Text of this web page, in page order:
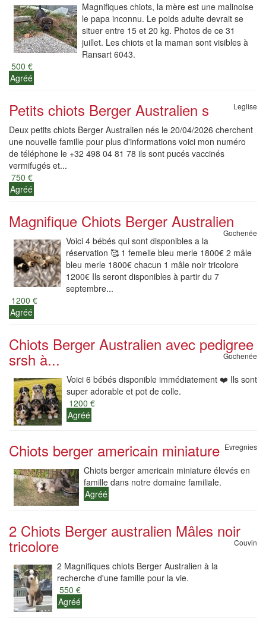
Magnifiques chiots, la mère est une malinoise
le papa inconnu. Le poids adulte devrait se
situer entre 15 et 20 kg. Photos de ce 31
juillet. Les chiots et la maman sont visibles à
Ransart 6043.
500 €
Agréé
Petits chiots Berger Australien s Leglise
Deux petits chiots Berger Australien nés le 20/04/2026 cherchent
une nouvelle famille pour plus d'informations voici mon numéro
de téléphone le +32 498 04 81 78 ils sont pucés vaccinés
vermifugés et...
750 €
Agréé
Magnifique Chiots Berger Australien
Gochenée
Voici 4 bébés qui sont disponibles a la
réservation 🥰 1 femelle bleu merle 1800€ 2 mâle
bleu merle 1800€ chacun 1 mâle noir tricolore
1200€ Ils seront disponibles à partir du 7
septembre...
1200 €
Agréé
Chiots Berger Australien avec pedigree
srsh à... Gochenée
Voici 6 bébés disponible immédiatement ❤️ Ils sont
super adorable et pot de colle.
1200 €
Agréé
Chiots berger americain miniature Evregnies
Chiots berger americain miniature élevés en
famille dans notre domaine familiale.
Agréé
2 Chiots Berger australien Mâles noir
tricolore Couvin
2 Magnifiques chiots Berger Australien à la
recherche d'une famille pour la vie.
550 €
Agréé